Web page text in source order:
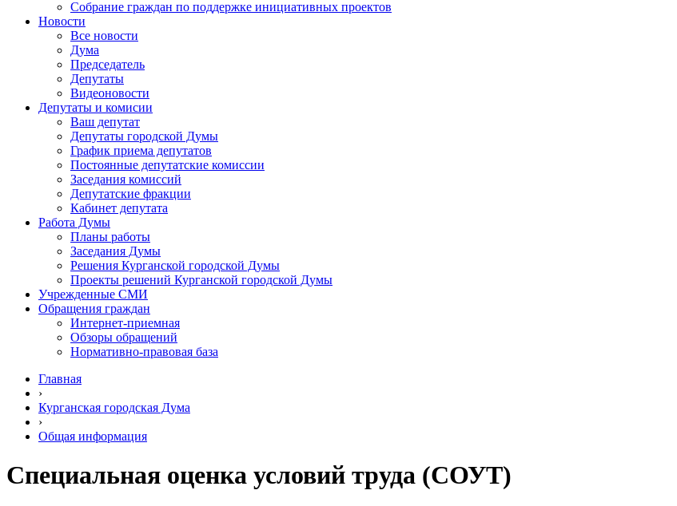
Собрание граждан по поддержке инициативных проектов
Новости
Все новости
Дума
Председатель
Депутаты
Видеоновости
Депутаты и комисии
Ваш депутат
Депутаты городской Думы
График приема депутатов
Постоянные депутатские комиссии
Заседания комиссий
Депутатские фракции
Кабинет депутата
Работа Думы
Планы работы
Заседания Думы
Решения Курганской городской Думы
Проекты решений Курганской городской Думы
Учрежденные СМИ
Обращения граждан
Интернет-приемная
Обзоры обращений
Нормативно-правовая база
Главная
›
Курганская городская Дума
›
Общая информация
Специальная оценка условий труда (СОУТ)